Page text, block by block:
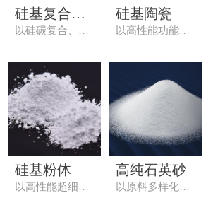
硅基复合材
料
以硅碳复合、硅
发展方向，重点
发展锂电池硅碳
负极材料、高性
能碳硅复合纤维
材料、透波绝热
石英复合材料、
高性能硅基摩擦
材料等产品。
硅基陶瓷
以高性能功能陶
芯、微波介质陶
瓷、石英陶瓷天
陶瓷产品。
硅基粉体
以高性能超细硅
高纯石英砂
以原料多样化、